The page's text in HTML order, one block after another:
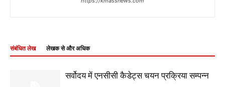
संबंधित लेख लेखक से और अधिक
सर्वोदय में एनसीसी कैडेट्स चयन प्रक्रिया सम्पन्न